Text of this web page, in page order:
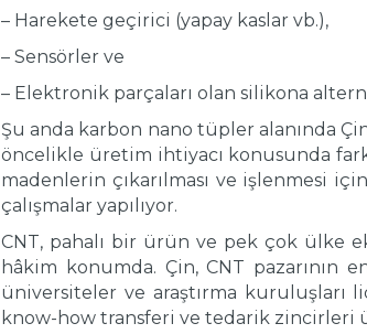
– Harekete geçirici (yapay kaslar vb.),
– Sensörler ve
– Elektronik parçaları olan silikona
Şu anda karbon nano tüpler alanında
öncelikle üretim ihtiyacı konusunda
madenlerin çıkarılması ve işlenmesi
çalışmalar yapılıyor.
CNT, pahalı bir ürün ve pek çok ülke
hâkim konumda. Çin, CNT
üniversiteler ve araştırma kuruluşları
know-how transferi ve tedarik zincirleri